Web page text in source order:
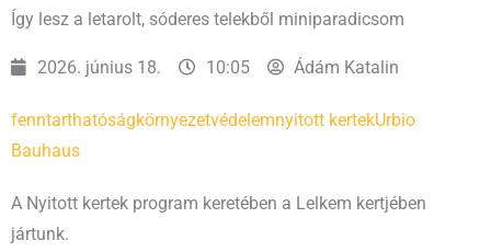
Így lesz a letarolt, sóderes telekből miniparadicsom
2026. június 18. 10:05 Ádám Katalin
fenntarthatóságkörnyezetvédelemnyitott kertekUrbio
Bauhaus
A Nyitott kertek program keretében a Lelkem kertjében
jártunk.